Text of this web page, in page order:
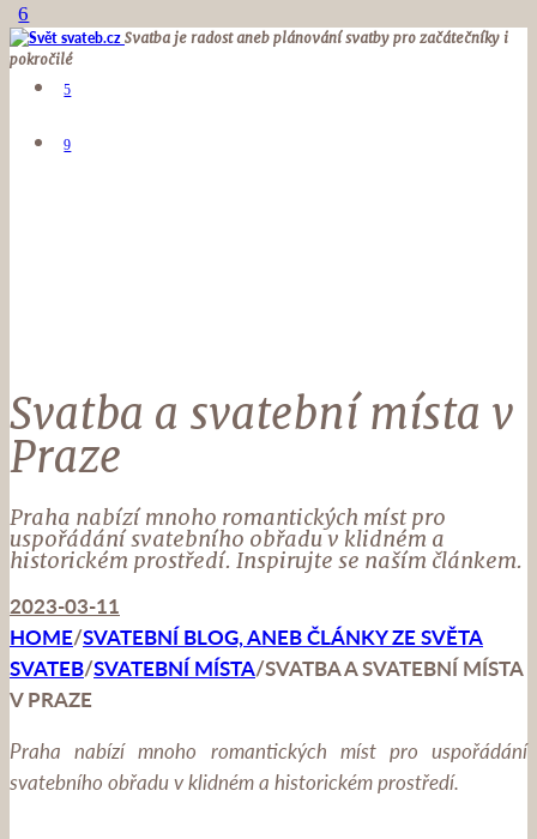
Svatba je radost aneb plánování svatby pro začátečníky i
pokročilé
Svatba a svatební místa v
Praze
Praha nabízí mnoho romantických míst pro
uspořádání svatebního obřadu v klidném a
historickém prostředí. Inspirujte se naším článkem.
2023-03-11
HOME/SVATEBNÍ BLOG, ANEB ČLÁNKY ZE SVĚTA
SVATEB/SVATEBNÍ MÍSTA/SVATBA A SVATEBNÍ MÍSTA
V PRAZE
Praha nabízí mnoho romantických míst pro uspořádání
svatebního obřadu v klidném a historickém prostředí.